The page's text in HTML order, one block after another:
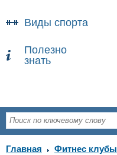
Виды спорта
Полезно
знать
Главная Фитнес клубы